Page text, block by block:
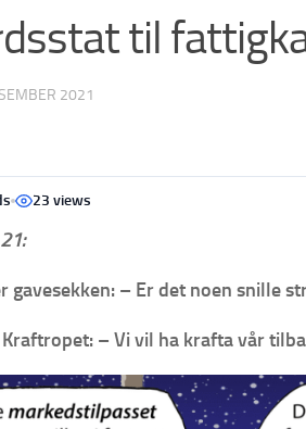
til
2021
23 views
gavesekken: – Er det noen snille
– Vi vil ha krafta vår